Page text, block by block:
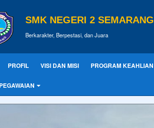
SMK NEGERI 2 SEMARANG
Berkarakter, Berpestasi, dan Juara
PROFIL VISI DAN MISI PROGRAM KEAHLIAN